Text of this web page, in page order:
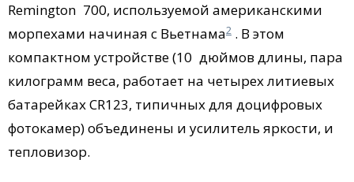
Remington 700, используемой американскими
морпехами начиная с Вьетнама2 . В этом
компактном устройстве (10 дюймов длины, пара
килограмм веса, работает на четырех литиевых
батарейках CR123, типичных для доцифровых
фотокамер) объединены и усилитель яркости, и
тепловизор.